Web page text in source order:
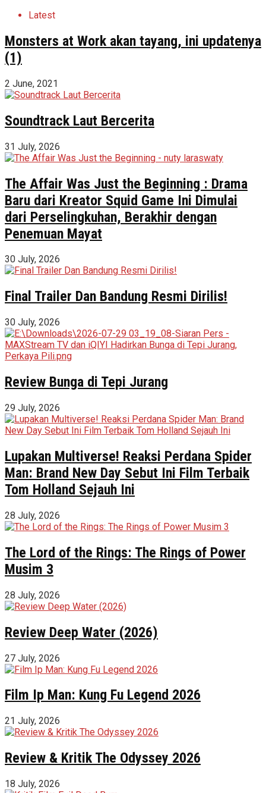
Latest
Monsters at Work akan tayang, ini updatenya
(1)
2 June, 2021
Soundtrack Laut Bercerita
31 July, 2026
The Affair Was Just the Beginning : Drama
Baru dari Kreator Squid Game Ini Dimulai
dari Perselingkuhan, Berakhir dengan
Penemuan Mayat
30 July, 2026
Final Trailer Dan Bandung Resmi Dirilis!
30 July, 2026
Review Bunga di Tepi Jurang
29 July, 2026
Lupakan Multiverse! Reaksi Perdana Spider
Man: Brand New Day Sebut Ini Film Terbaik
Tom Holland Sejauh Ini
28 July, 2026
The Lord of the Rings: The Rings of Power
Musim 3
28 July, 2026
Review Deep Water (2026)
27 July, 2026
Film Ip Man: Kung Fu Legend 2026
21 July, 2026
Review & Kritik The Odyssey 2026
18 July, 2026